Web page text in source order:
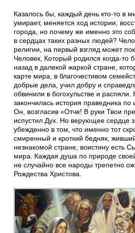
Казалось бы, каждый день кто-то в
умирает, меняется ход истории,
города, но почему же именно это
в сердцах таких разных людей?
религии, на первый взгляд может
Человек, Который родился когда-то
назад в далекой жаркой стране,
карте мира, в благочестивом
добрые дела, учил добру и
обвинили в богохульстве и распяли.
закончилась история праведника по
Он, возгласив «Отче! В руки Твои
испустил Дух. Но верующее сердце
убежденно в том, что именно тот
смиренный и кроткий бедняк,
незнакомой стране, воистину есть
мира. Каждая душа по природе
не случайно все народы трепетно
Рождества Христова.